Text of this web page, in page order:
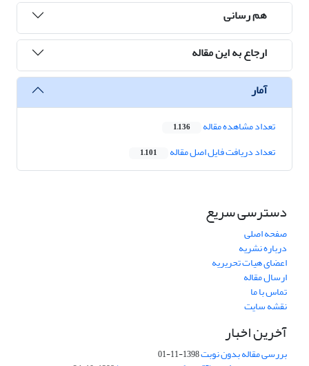
هم رسانی
ارجاع به این مقاله
آمار
تعداد مشاهده مقاله 1,136
تعداد دریافت فایل اصل مقاله 1,101
دسترسی سریع
صفحه اصلی
درباره نشریه
اعضای هیات تحریریه
ارسال مقاله
تماس با ما
نقشه سایت
آخرین اخبار
بررسی مقاله بدون نوبت1398-11-01